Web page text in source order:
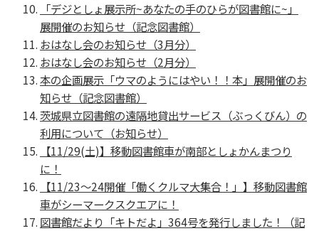
「デジとしょ展示所~あなたの手のひらが図書館に~」
展開催のお知らせ（記念図書館）
おはなし会のお知らせ（3月分）
おはなし会のお知らせ（2月分）
本の企画展示「ウマのようにはやい！！本」展開催のお
知らせ（記念図書館）
茨城県立図書館の遠隔地貸出サービス（ぶっくびん）の
利用について（お知らせ）
【11/29(土)】移動図書館車が南部としょかんまつり
に！
【11/23～24開催「働くクルマ大集合！」】移動図書館
車がシーマークスクエアに！
図書館だより「キトだよ」364号を発行しました！（記